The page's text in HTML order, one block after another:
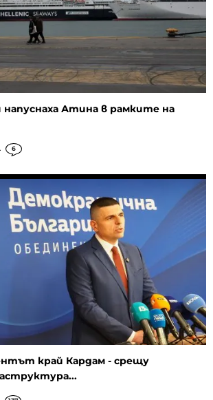
Атина в рамките на
6
край Кардам - срещу